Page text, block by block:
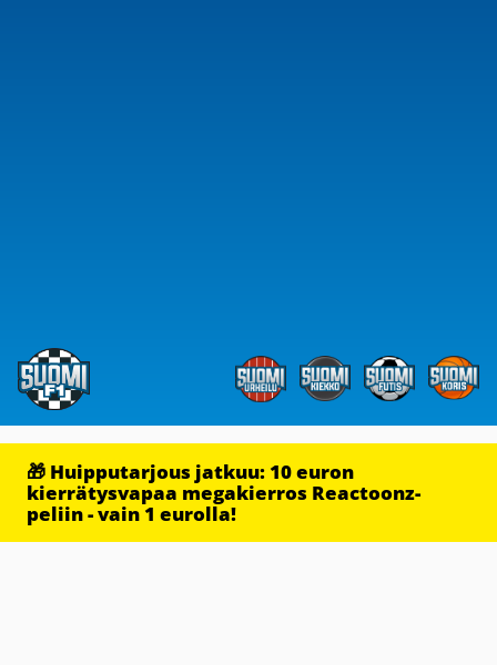
🎁 Huipputarjous jatkuu: 10 euron
kierrätysvapaa megakierros Reactoonz-
peliin - vain 1 eurolla!